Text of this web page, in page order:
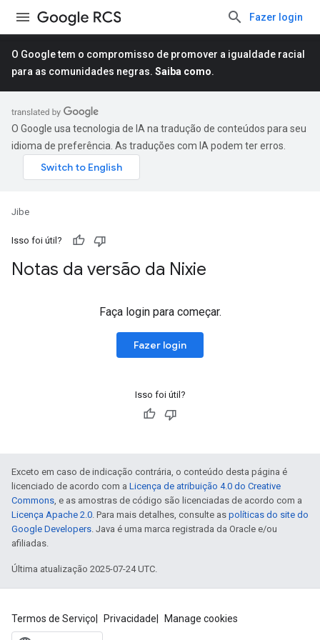
Fazer login
O Google tem o compromisso de promover a igualdade racial
para as comunidades negras. Saiba como.
O Google usa tecnologia de IA na tradução de conteúdos para seu
idioma de preferência. As traduções com IA podem ter erros.
Jibe
Isso foi útil?
Notas da versão da Nixie
Faça login para começar.
Fazer login
Isso foi útil?
Exceto em caso de indicação contrária, o conteúdo desta página é
licenciado de acordo com a Licença de atribuição 4.0 do Creative
Commons, e as amostras de código são licenciadas de acordo com a
Licença Apache 2.0. Para mais detalhes, consulte as políticas do site do
Google Developers. Java é uma marca registrada da Oracle e/ou
afiliadas.
Última atualização 2025-07-24 UTC.
Termos de Serviço Privacidade Manage cookies